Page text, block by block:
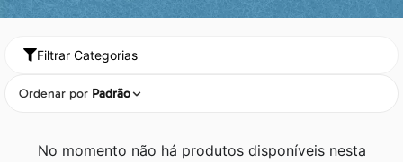
Filtrar Categorias
Ordenar por Padrão
No momento não há produtos disponíveis nesta